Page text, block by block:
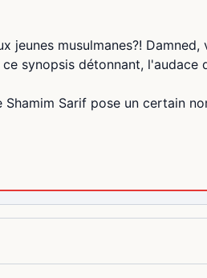
jeunes musulmanes?!
synopsis détonnant,
Sarif pose un certain